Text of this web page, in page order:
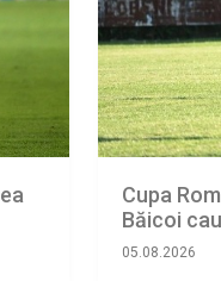
Cupa
Băicoi
05.08.2026